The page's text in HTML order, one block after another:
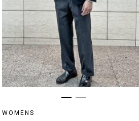
WOMENS